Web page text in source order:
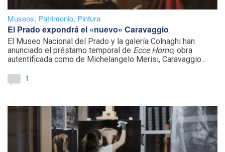
Museos, Patrimonio, Pintura
El Prado expondrá el «nuevo» Caravaggio
El Museo Nacional del Prado y la galería Colnaghi han
anunciado el préstamo temporal de Ecce Homo, obra
autentificada como de Michelangelo Merisi, Caravaggio...
1